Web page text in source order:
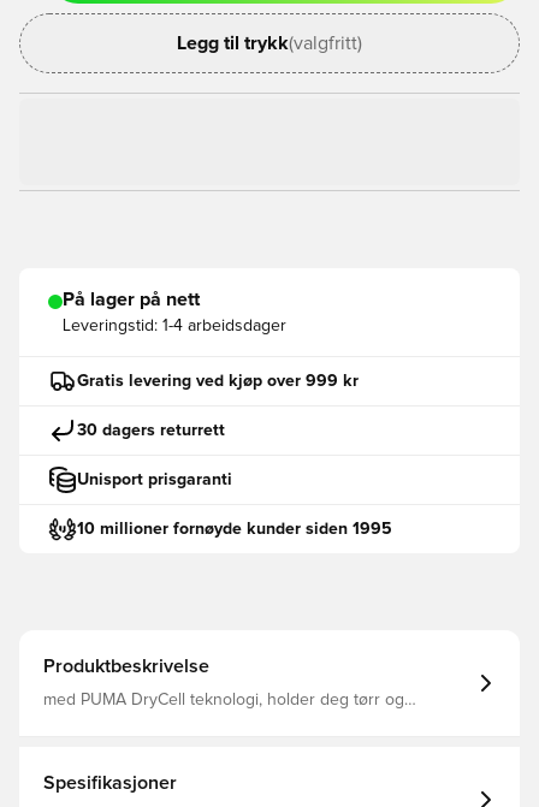
Legg til trykk(valgfritt)
På lager på nett
Leveringstid: 1-4 arbeidsdager
Gratis levering ved kjøp over 999 kr
30 dagers returrett
Unisport prisgaranti
10 millioner fornøyde kunder siden 1995
Produktbeskrivelse
med PUMA DryCell teknologi, holder deg tørr og
Spesifikasjoner